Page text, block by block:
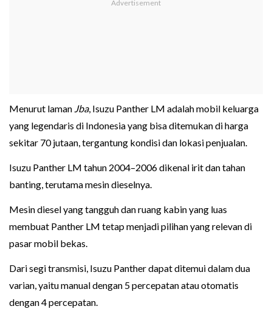
Menurut laman Jba, Isuzu Panther LM adalah mobil keluarga
yang legendaris di Indonesia yang bisa ditemukan di harga
sekitar 70 jutaan, tergantung kondisi dan lokasi penjualan.
Isuzu Panther LM tahun 2004–2006 dikenal irit dan tahan
banting, terutama mesin dieselnya.
Mesin diesel yang tangguh dan ruang kabin yang luas
membuat Panther LM tetap menjadi pilihan yang relevan di
pasar mobil bekas.
Dari segi transmisi, Isuzu Panther dapat ditemui dalam dua
varian, yaitu manual dengan 5 percepatan atau otomatis
dengan 4 percepatan.